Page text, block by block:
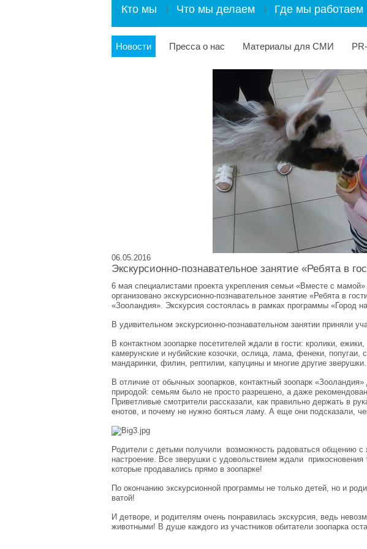
Кто мы Что мы делаем Где мы работаем
Новости Пресса о нас Материалы для СМИ
06.05.2016
Экскурсионно-познавательное занятие «Ребята в
6 мая специалистами проекта укрепления семьи «Вместе с
организовано экскурсионно-познавательное занятие «Ребята в
«Зооландия». Экскурсия состоялась в рамках программы «Город
В удивительном экскурсионно-познавательном занятии приняли
В контактном зоопарке посетителей ждали в гости: кролики,
камерунские и нубийские козочки, ослица, лама, фенеки,
мандаринки, филин, рептилии, капуцины и многие другие зверушки.
В отличие от обычных зоопарков, контактный зоопарк
природой: семьям было не просто разрешено, а даже
Приветливые смотрители рассказали, как правильно держать в
енотов, и почему не нужно бояться ламу. А еще они подсказали,
Родители с детьми получили возможность радоваться общению с
настроение. Все зверушки с удовольствием ждали
которые продавались прямо в зоопарке!
По окончанию экскурсионной программы не только детей, но и
ватой!
И детворе, и родителям очень понравилась экскурсия, ведь
животными! В душе каждого из участников обитатели зоопарка